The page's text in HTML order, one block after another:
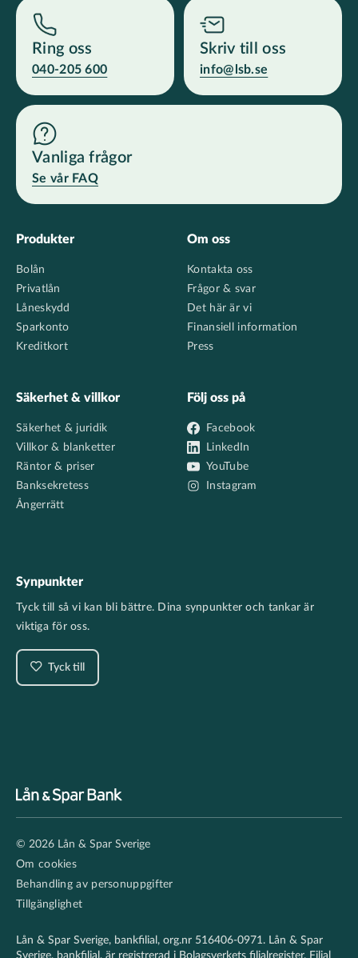
Ring oss
040-205 600
Skriv till oss
info@lsb.se
Vanliga frågor
Se vår FAQ
Footer
Produkter
Bolån
Privatlån
Låneskydd
Sparkonto
Kreditkort
Om oss
Kontakta oss
Frågor & svar
Det här är vi
Finansiell information
Press
Säkerhet & villkor
Säkerhet & juridik
Villkor & blanketter
Räntor & priser
Banksekretess
Ångerrätt
Följ oss på
Facebook
LinkedIn
YouTube
Instagram
Synpunkter
Tyck till så vi kan bli bättre. Dina synpunkter och tankar är
viktiga för oss.
Tyck till
secondary
© 2026 Lån & Spar Sverige
Om cookies
Behandling av personuppgifter
Tillgänglighet
Lån & Spar Sverige, bankfilial, org.nr 516406-0971. Lån & Spar
Sverige, bankfilial, är registrerad i Bolagsverkets filialregister. Filial